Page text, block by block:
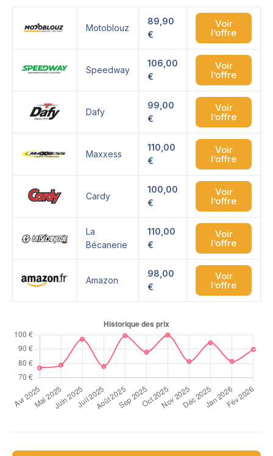
Motoblouz
89,90
€
Voir
l’offre
Speedway
106,00
€
Voir
l’offre
Dafy
99,00
€
Voir
l’offre
Maxxess
110,00
€
Voir
l’offre
Cardy
100,00
€
Voir
l’offre
La
Bécanerie
110,00
€
Voir
l’offre
Amazon
98,00
€
Voir
l’offre